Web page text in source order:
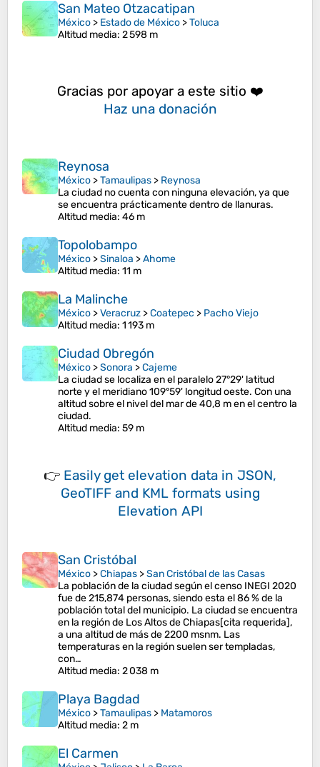
San Mateo Otzacatipan
México > Estado de México >Toluca
Altitud media: 2 598 m
Gracias por apoyar a este sitio ❤️
Haz una donación
Reynosa
México >Tamaulipas > Reynosa
La ciudad no cuenta con ninguna elevación, ya que
se encuentra prácticamente dentro de llanuras.
Altitud media: 46 m
Topolobampo
México >Sinaloa >Ahome
Altitud media: 11 m
La Malinche
México >Veracruz >Coatepec > Pacho Viejo
Altitud media: 1 193 m
Ciudad Obregón
México >Sonora >Cajeme
La ciudad se localiza en el paralelo 27°29' latitud
norte y el meridiano 109°59' longitud oeste. Con una
altitud sobre el nivel del mar de 40,8 m en el centro la
ciudad.
Altitud media: 59 m
👉 Easily get elevation data in JSON,
GeoTIFF and KML formats using
Elevation API
San Cristóbal
México >Chiapas >San Cristóbal de las Casas
La población de la ciudad según el censo INEGI 2020
fue de 215,874 personas, siendo esta el 86 % de la
población total del municipio. La ciudad se encuentra
en la región de Los Altos de Chiapas[cita requerida],
a una altitud de más de 2200 msnm. Las
temperaturas en la región suelen ser templadas,
con…
Altitud media: 2 038 m
Playa Bagdad
México >Tamaulipas > Matamoros
Altitud media: 2 m
El Carmen